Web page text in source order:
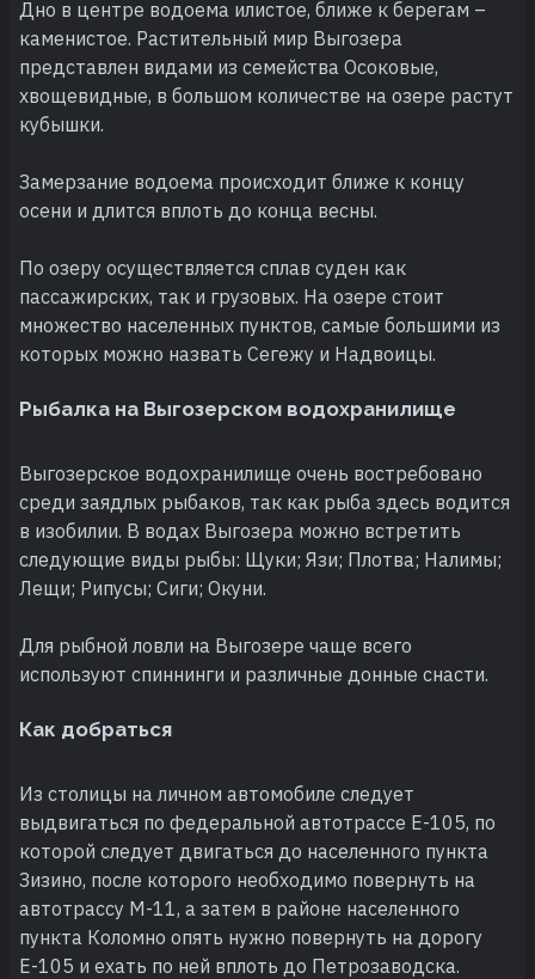
Дно в центре водоема илистое, ближе к берегам –
каменистое. Растительный мир Выгозера
представлен видами из семейства Осоковые,
хвощевидные, в большом количестве на озере растут
кубышки.
Замерзание водоема происходит ближе к концу
осени и длится вплоть до конца весны.
По озеру осуществляется сплав суден как
пассажирских, так и грузовых. На озере стоит
множество населенных пунктов, самые большими из
которых можно назвать Сегежу и Надвоицы.
Рыбалка на Выгозерском водохранилище
Выгозерское водохранилище очень востребовано
среди заядлых рыбаков, так как рыба здесь водится
в изобилии. В водах Выгозера можно встретить
следующие виды рыбы: Щуки; Язи; Плотва; Налимы;
Лещи; Рипусы; Сиги; Окуни.
Для рыбной ловли на Выгозере чаще всего
используют спиннинги и различные донные снасти.
Как добраться
Из столицы на личном автомобиле следует
выдвигаться по федеральной автотрассе Е-105, по
которой следует двигаться до населенного пункта
Зизино, после которого необходимо повернуть на
автотрассу М-11, а затем в районе населенного
пункта Коломно опять нужно повернуть на дорогу
Е-105 и ехать по ней вплоть до Петрозаводска.